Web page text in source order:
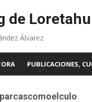
de
Álvarez
PUBLICACIONES,